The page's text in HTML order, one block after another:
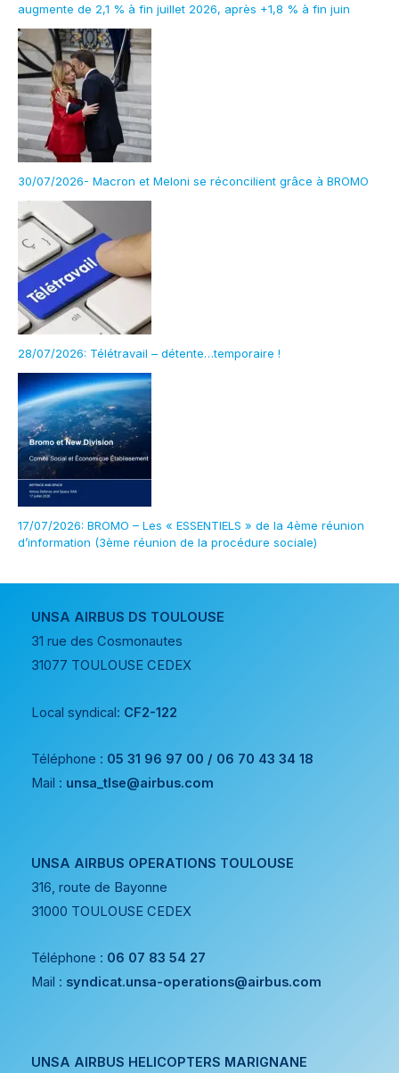
augmente de 2,1 % à fin juillet 2026, après +1,8 % à fin juin
30/07/2026- Macron et Meloni se réconcilient grâce à BROMO
28/07/2026: Télétravail – détente…temporaire !
17/07/2026: BROMO – Les « ESSENTIELS » de la 4ème réunion
d’information (3ème réunion de la procédure sociale)
UNSA AIRBUS DS TOULOUSE
31 rue des Cosmonautes
31077 TOULOUSE CEDEX
Local syndical: CF2-122
Téléphone : 05 31 96 97 00 / 06 70 43 34 18
Mail : unsa_tlse@airbus.com
UNSA AIRBUS OPERATIONS TOULOUSE
316, route de Bayonne
31000 TOULOUSE CEDEX
Téléphone : 06 07 83 54 27
Mail : syndicat.unsa-operations@airbus.com
UNSA AIRBUS HELICOPTERS MARIGNANE